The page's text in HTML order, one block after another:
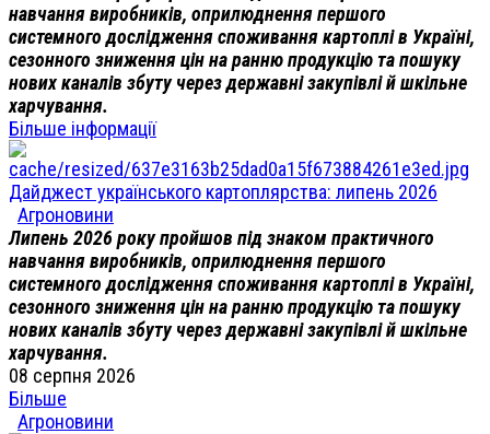
навчання виробників, оприлюднення першого
системного дослідження споживання картоплі в Україні,
сезонного зниження цін на ранню продукцію та пошуку
нових каналів збуту через державні закупівлі й шкільне
харчування.
Більше інформації
Дайджест українського картоплярства: липень 2026
Агроновини
Липень 2026 року пройшов під знаком практичного
навчання виробників, оприлюднення першого
системного дослідження споживання картоплі в Україні,
сезонного зниження цін на ранню продукцію та пошуку
нових каналів збуту через державні закупівлі й шкільне
харчування.
08 серпня 2026
Більше
Агроновини